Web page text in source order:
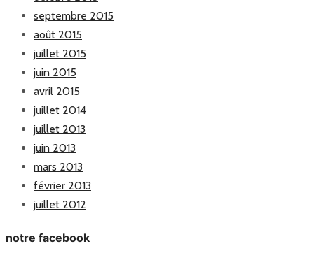
septembre 2015
août 2015
juillet 2015
juin 2015
avril 2015
juillet 2014
juillet 2013
juin 2013
mars 2013
février 2013
juillet 2012
notre facebook